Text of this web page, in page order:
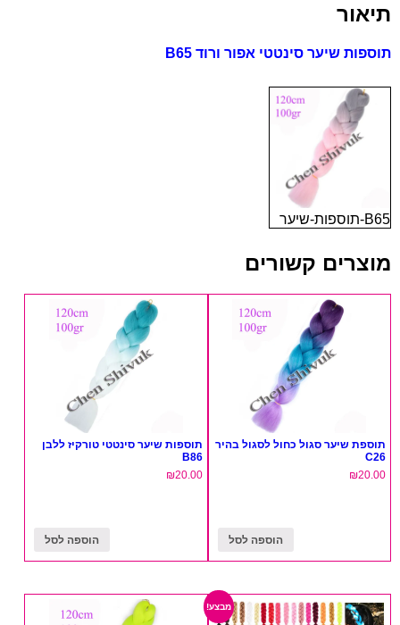
B65
תיאור
תוספות שיער סינטטי אפור ורוד B65
B65-תוספות-שיער
מוצרים קשורים
תוספת שיער סגול כחול לסגול בהיר
C26
₪20.00
הוספה לסל
תוספות שיער סינטטי טורקיז ללבן
B86
₪20.00
הוספה לסל
מבצע!